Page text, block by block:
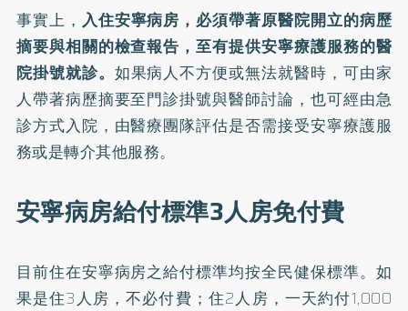
事實上， 入住安寧病房，必須帶著原醫院開立的病歷
摘要與相關的檢查報告，至有提供安寧療護服務的醫
院掛號就診。 如果病人不方便或無法就醫時，可由家
人帶著病歷摘要至門診掛號與醫師討論，也可經由急
診方式入院，由醫療團隊評估是否需接受安寧療護服
務或是轉介其他服務。
安寧病房給付標準3人房免付費
目前住在安寧病房之給付標準均按全民健保標準。如
果是住3人房，不必付費；住2人房，一天約付1,000